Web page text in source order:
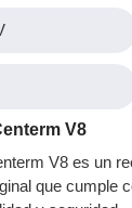
V8
V8 es un
que cumple